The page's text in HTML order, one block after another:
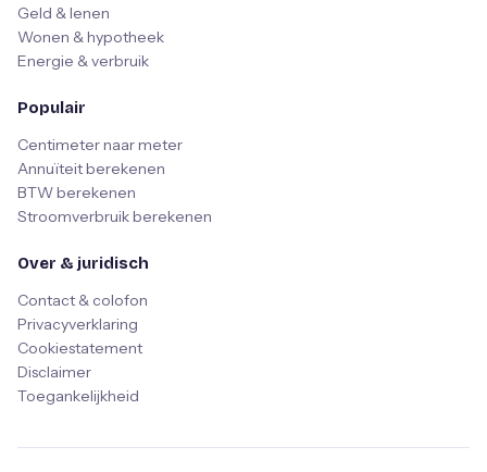
Geld & lenen
Wonen & hypotheek
Energie & verbruik
Populair
Centimeter naar meter
Annuïteit berekenen
BTW berekenen
Stroomverbruik berekenen
Over & juridisch
Contact & colofon
Privacyverklaring
Cookiestatement
Disclaimer
Toegankelijkheid